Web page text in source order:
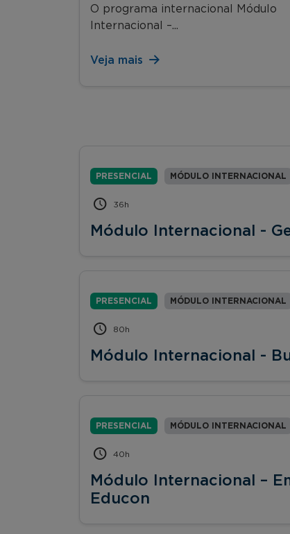
O programa internacional Módulo
Internacional –...
Veja mais
PRESENCIAL MÓDULO INTERNACIONAL
36h
Módulo Internacional -
PRESENCIAL MÓDULO INTERNACIONAL
80h
Módulo Internacional -
PRESENCIAL MÓDULO INTERNACIONAL
40h
Módulo Internacional –
Educon